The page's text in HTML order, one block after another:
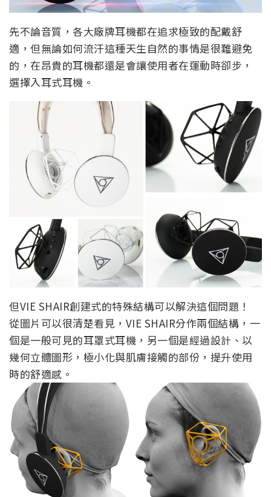
先不論音質，各大廠牌耳機都在追求極致的配戴舒
適，但無論如何流汗這種天生自然的事情是很難避免
的，在昂貴的耳機都還是會讓使用者在運動時卻步，
選擇入耳式耳機。
但VIE SHAIR創建式的特殊結構可以解決這個問題！
從圖片可以很清楚看見，VIE SHAIR分作兩個結構，一
個是一般可見的耳罩式耳機，另一個是經過設計、以
幾何立體圖形，極小化與肌膚接觸的部份，提升使用
時的舒適感。